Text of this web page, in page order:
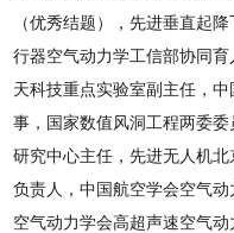
（优秀结题），先进垂直起
行器空气动力学工信部协同
天科技重点实验室副主任，
事，国家数值风洞工程两委
研究中心主任，先进无人机
负责人，中国航空学会空气
空气动力学会高超声速空气